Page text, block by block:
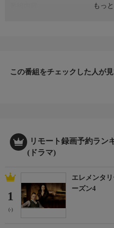
もっ
出演者
この番組をチェックした人が
リモート録画予約ラン
(ドラマ)
1
(-)
エレメンタ
ーズン4